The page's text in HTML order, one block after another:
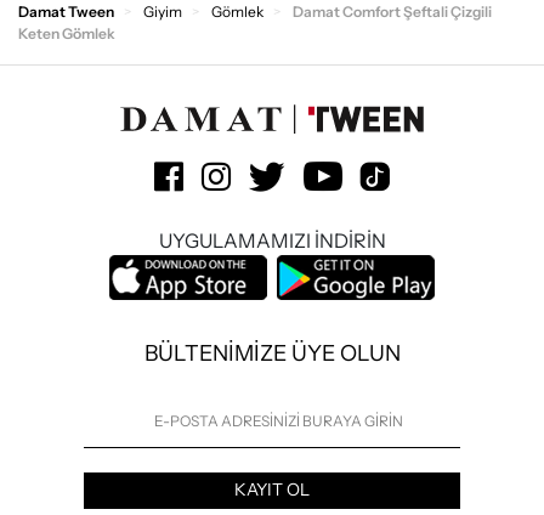
Damat Tween Giyim Gömlek
Damat Comfort Şeftali Çizgili
Keten Gömlek
UYGULAMAMIZI İNDİRİN
BÜLTENİMİZE ÜYE OLUN
KAYIT OL